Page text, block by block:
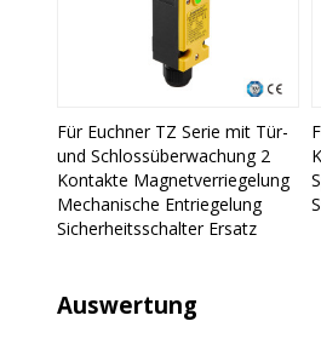
Für Euchner TZ Serie mit Tür-
und Schlossüberwachung 2
Kontakte Magnetverriegelung
Mechanische Entriegelung
Sicherheitsschalter Ersatz
Auswertung